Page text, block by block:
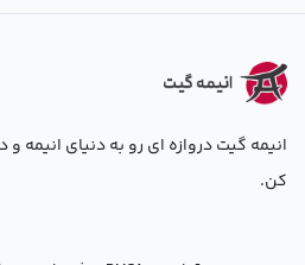
انیمه گیت دروازه ای رو به دنیای انیمه و
کن.